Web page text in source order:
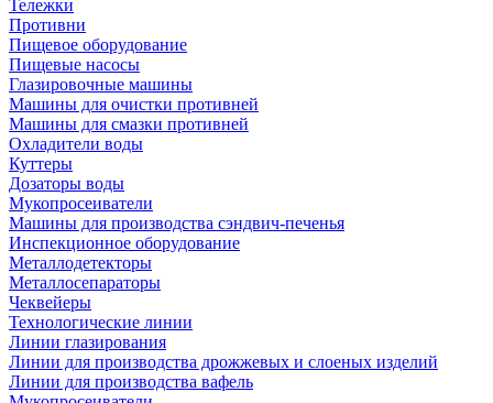
Тележки
Противни
Пищевое оборудование
Пищевые насосы
Глазировочные машины
Машины для очистки противней
Машины для смазки противней
Охладители воды
Куттеры
Дозаторы воды
Мукопросеиватели
Машины для производства сэндвич-печенья
Инспекционное оборудование
Металлодетекторы
Металлосепараторы
Чеквейеры
Технологические линии
Линии глазирования
Линии для производства дрожжевых и слоеных изделий
Линии для производства вафель